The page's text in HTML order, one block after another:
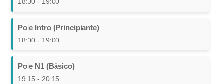
Pole Intro (Principiante)
18:00 - 19:00
Pole N1 (Básico)
19:15 - 20:15